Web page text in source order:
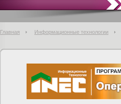
Главная Информационные технологии